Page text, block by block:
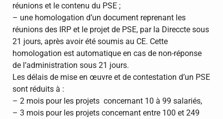
réunions et le contenu du PSE ;
– une homologation d’un document reprenant les
réunions des IRP et le projet de PSE, par la Direccte sous
21 jours, après avoir été soumis au CE. Cette
homologation est automatique en cas de non-réponse
de l’administration sous 21 jours.
Les délais de mise en œuvre et de contestation d’un PSE
sont réduits à :
– 2 mois pour les projets concernant 10 à 99 salariés,
– 3 mois pour les projets concernant entre 100 et 249